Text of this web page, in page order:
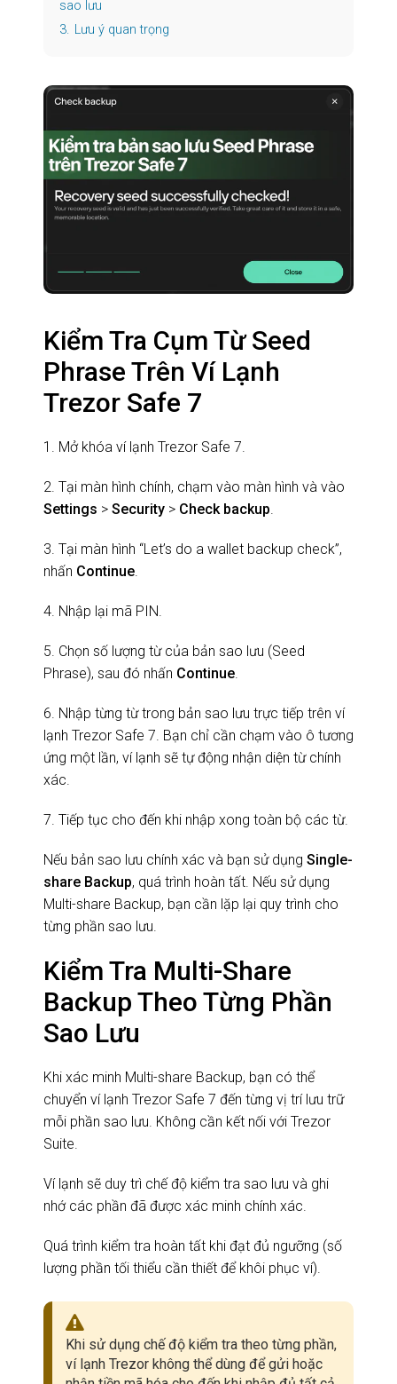
sao lưu
3. Lưu ý quan trọng
Kiểm Tra Cụm Từ Seed
Phrase Trên Ví Lạnh
Trezor Safe 7
1. Mở khóa ví lạnh Trezor Safe 7.
2. Tại màn hình chính, chạm vào màn hình và vào
Settings > Security > Check backup.
3. Tại màn hình “Let’s do a wallet backup check”,
nhấn Continue.
4. Nhập lại mã PIN.
5. Chọn số lượng từ của bản sao lưu (Seed
Phrase), sau đó nhấn Continue.
6. Nhập từng từ trong bản sao lưu trực tiếp trên ví
lạnh Trezor Safe 7. Bạn chỉ cần chạm vào ô tương
ứng một lần, ví lạnh sẽ tự động nhận diện từ chính
xác.
7. Tiếp tục cho đến khi nhập xong toàn bộ các từ.
Nếu bản sao lưu chính xác và bạn sử dụng Single-
share Backup, quá trình hoàn tất. Nếu sử dụng
Multi-share Backup, bạn cần lặp lại quy trình cho
từng phần sao lưu.
Kiểm Tra Multi-Share
Backup Theo Từng Phần
Sao Lưu
Khi xác minh Multi-share Backup, bạn có thể
chuyển ví lạnh Trezor Safe 7 đến từng vị trí lưu trữ
mỗi phần sao lưu. Không cần kết nối với Trezor
Suite.
Ví lạnh sẽ duy trì chế độ kiểm tra sao lưu và ghi
nhớ các phần đã được xác minh chính xác.
Quá trình kiểm tra hoàn tất khi đạt đủ ngưỡng (số
lượng phần tối thiểu cần thiết để khôi phục ví).
Khi sử dụng chế độ kiểm tra theo từng phần,
ví lạnh Trezor không thể dùng để gửi hoặc